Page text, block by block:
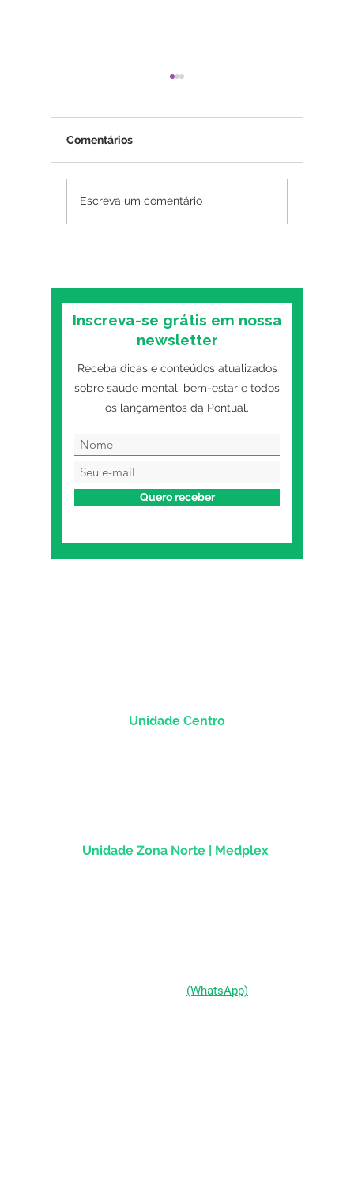
Amor-próprio: como
Comentários
Escreva um comentário
Inscreva-se grátis em nossa
newsletter
Receba dicas e conteúdos atualizados
sobre saúde mental, bem-estar e todos
os lançamentos da Pontual.
Quero receber
Unidade Centro
Unidade Zona Norte | Medplex
(WhatsApp)